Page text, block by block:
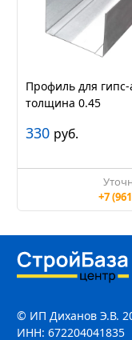
Профиль для
толщина 0.45
330 руб.
+7
© ИП Диханов Э.В.
ИНН: 672204041835